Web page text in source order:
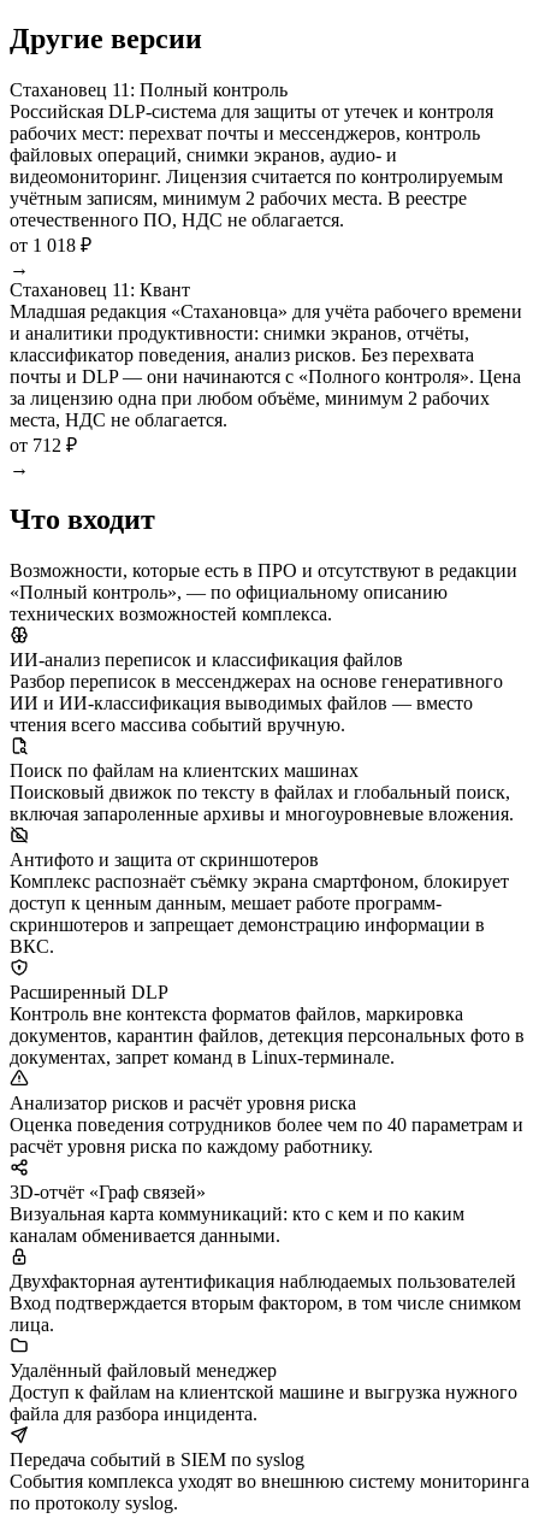
Другие версии
Стахановец 11: Полный контроль
Российская DLP-система для защиты от утечек и контроля
рабочих мест: перехват почты и мессенджеров, контроль
файловых операций, снимки экранов, аудио- и
видеомониторинг. Лицензия считается по контролируемым
учётным записям, минимум 2 рабочих места. В реестре
отечественного ПО, НДС не облагается.
от 1 018 ₽
→
Стахановец 11: Квант
Младшая редакция «Стахановца» для учёта рабочего времени
и аналитики продуктивности: снимки экранов, отчёты,
классификатор поведения, анализ рисков. Без перехвата
почты и DLP — они начинаются с «Полного контроля». Цена
за лицензию одна при любом объёме, минимум 2 рабочих
места, НДС не облагается.
от 712 ₽
→
Что входит
Возможности, которые есть в ПРО и отсутствуют в редакции
«Полный контроль», — по официальному описанию
технических возможностей комплекса.
ИИ-анализ переписок и классификация файлов
Разбор переписок в мессенджерах на основе генеративного
ИИ и ИИ-классификация выводимых файлов — вместо
чтения всего массива событий вручную.
Поиск по файлам на клиентских машинах
Поисковый движок по тексту в файлах и глобальный поиск,
включая запароленные архивы и многоуровневые вложения.
Антифото и защита от скриншотеров
Комплекс распознаёт съёмку экрана смартфоном, блокирует
доступ к ценным данным, мешает работе программ-
скриншотеров и запрещает демонстрацию информации в
ВКС.
Расширенный DLP
Контроль вне контекста форматов файлов, маркировка
документов, карантин файлов, детекция персональных фото в
документах, запрет команд в Linux-терминале.
Анализатор рисков и расчёт уровня риска
Оценка поведения сотрудников более чем по 40 параметрам и
расчёт уровня риска по каждому работнику.
3D-отчёт «Граф связей»
Визуальная карта коммуникаций: кто с кем и по каким
каналам обменивается данными.
Двухфакторная аутентификация наблюдаемых пользователей
Вход подтверждается вторым фактором, в том числе снимком
лица.
Удалённый файловый менеджер
Доступ к файлам на клиентской машине и выгрузка нужного
файла для разбора инцидента.
Передача событий в SIEM по syslog
События комплекса уходят во внешнюю систему мониторинга
по протоколу syslog.